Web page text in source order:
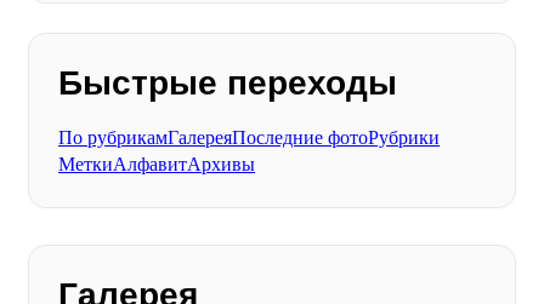
Быстрые переходы
По рубрикамГалереяПоследние фотоРубрики
МеткиАлфавитАрхивы
Галерея